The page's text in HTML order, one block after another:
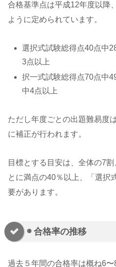
合格基準点は平成12年度以降
ように定められています。
選択式試験総得点40点中
3点以上
択一式試験総得点70点中
中4点以上
ただし年度ごとの出題難易度
に補正が行われます。
目標とする目安は、全体の7
とに満点の40％以上、「選択
要があります。
◉ 合格率の推移
過去５年間の合格率は概ね6〜